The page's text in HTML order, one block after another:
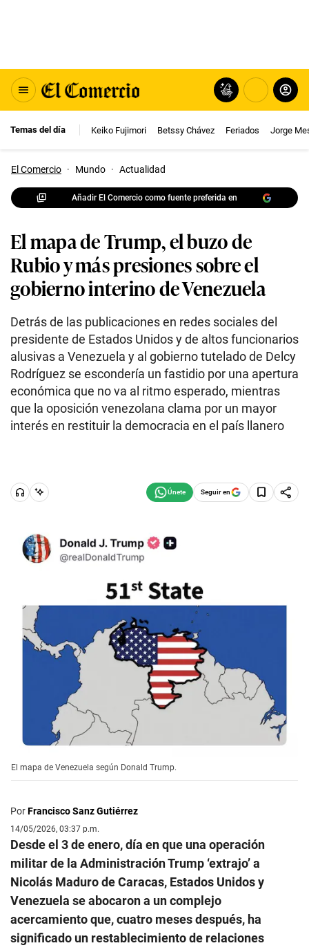
Temas del día Keiko Fujimori Betssy Chávez Feriados Jorge
El Comercio · Mundo · Actualidad
Añadir El Comercio como fuente preferida en
El mapa de Trump, el buzo de
Rubio y más presiones sobre el
gobierno interino de Venezuela
Detrás de las publicaciones en redes sociales del
presidente de Estados Unidos y de altos funcionarios
alusivas a Venezuela y al gobierno tutelado de Delcy
Rodríguez se escondería un fastidio por una apertura
económica que no va al ritmo esperado, mientras
que la oposición venezolana clama por un mayor
interés en restituir la democracia en el país llanero
Seguir en
El mapa de Venezuela según Donald Trump.
PorFrancisco Sanz Gutiérrez
14/05/2026, 03:37 p.m.
Desde el 3 de enero, día en que una operación
militar de la Administración Trump ‘extrajo’ a
Nicolás Maduro de Caracas, Estados Unidos y
Venezuela se abocaron a un complejo
acercamiento que, cuatro meses después, ha
significado un restablecimiento de relaciones